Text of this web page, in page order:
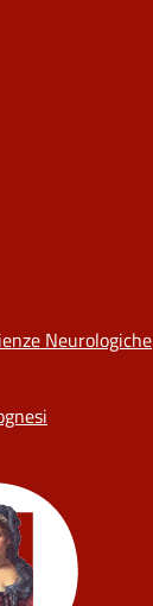
Neurologiche